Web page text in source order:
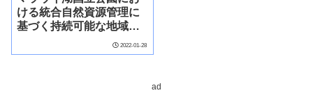
ける統合自然資源管理に
基づく持続可能な地域開
発モデル構築プロジェク
ト
2022-01-28
ad